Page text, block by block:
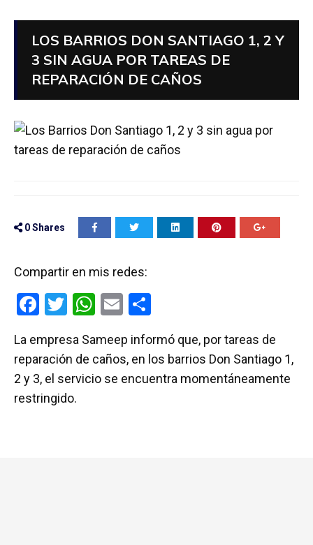
LOS BARRIOS DON SANTIAGO 1, 2 Y
3 SIN AGUA POR TAREAS DE
REPARACIÓN DE CAÑOS
0Shares
Compartir en mis redes:
F
ce
b
o
T
tt
er
W
at
s
E
ail m
p
La empresa Sameep informó que, por tareas de
reparación de caños, en los barrios Don Santiago 1,
2 y 3, el servicio se encuentra momentáneamente
restringido.